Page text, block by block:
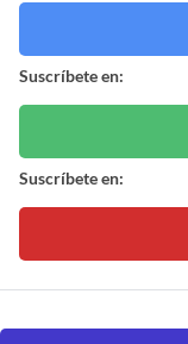
Suscríbete en:
Suscríbete en: